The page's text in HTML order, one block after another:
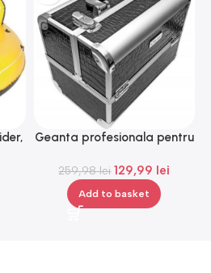
Geanta profesionala pentru
259,98lei 129,99 lei
Add to basket